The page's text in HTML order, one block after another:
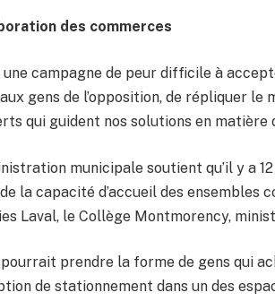
des commerces
une campagne de peur difficile à
gens de l’opposition, de répliquer le
qui guident nos solutions en matière
municipale soutient qu’il y a
la capacité d’accueil des ensembles
Laval, le Collège Montmorency,
pourrait prendre la forme de gens qui
de stationnement dans un des